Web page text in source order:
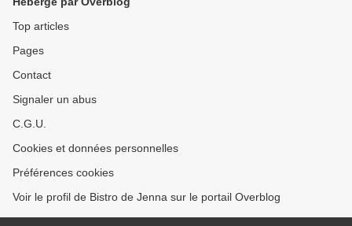
Top articles
Pages
Contact
Signaler un abus
C.G.U.
Cookies et données personnelles
Préférences cookies
Voir le profil de Bistro de Jenna sur le portail Overblog